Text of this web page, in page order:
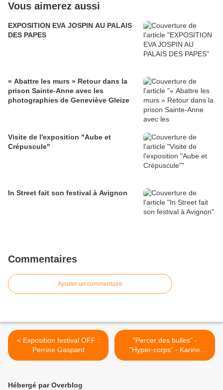
Vous aimerez aussi
EXPOSITION EVA JOSPIN AU PALAIS
DES PAPES
« Abattre les murs » Retour dans la
prison Sainte-Anne avec les
photographies de Geneviève Gleize
Visite de l'exposition "Aube et
Crépuscule"
In Street fait son festival à Avignon
Commentaires
Ajouter un commentaire
< Exposition festival OFF :
Perrine Gaspard
"Percer des bulles" -
"Hyper-corps" - Karine
Debouzie >
Hébergé par Overblog